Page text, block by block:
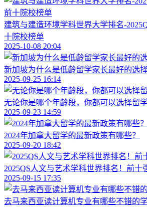
建筑与建造环境学科世界大学排名-
十院校榜单
2025-10-08 20:04
新加坡为什么是低龄留学家长最好的选择
2025-09-25 16:14
无论你是哪个年龄段，你都可以选择留
2025-09-23 14:59
2024年加拿大留学的最新政策有哪些？
2025-09-20 18:42
2025QS人文与艺术学科世界排名！前十
2025-09-15 17:35
去马来西亚读计算机专业有哪些不错的学